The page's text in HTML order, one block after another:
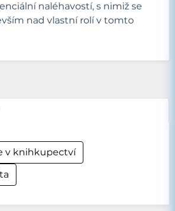
naléhavostí, s nimiž se
nad vlastní rolí v tomto
v knihkupectví